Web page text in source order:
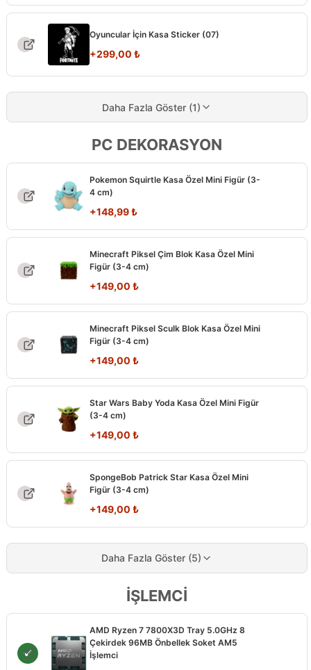
Oyuncular İçin Kasa Sticker (07)
+299,00 ₺
Daha Fazla Göster (1)
PC DEKORASYON
Pokemon Squirtle Kasa Özel Mini Figür (3-
4 cm)
+148,99₺
Minecraft Piksel Çim Blok Kasa Özel Mini
Figür (3-4 cm)
+149,00 ₺
Minecraft Piksel Sculk Blok Kasa Özel Mini
Figür (3-4 cm)
+149,00 ₺
Star Wars Baby Yoda Kasa Özel Mini Figür
(3-4 cm)
+149,00 ₺
SpongeBob Patrick Star Kasa Özel Mini
Figür (3-4 cm)
+149,00 ₺
Daha Fazla Göster (5)
İŞLEMCİ
AMD Ryzen 7 7800X3D Tray 5.0GHz 8
Çekirdek 96MB Önbellek Soket AM5
İşlemci